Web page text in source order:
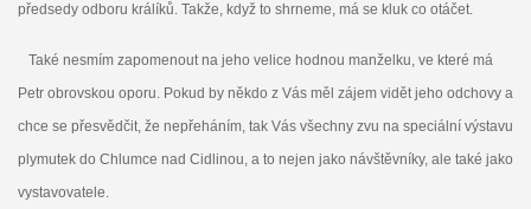
předsedy odboru králíků. Takže, když to shrneme, má se kluk co otáčet.
Také nesmím zapomenout na jeho velice hodnou manželku, ve které má
Petr obrovskou oporu. Pokud by někdo z Vás měl zájem vidět jeho odchovy a
chce se přesvědčit, že nepřeháním, tak Vás všechny zvu na speciální výstavu
plymutek do Chlumce nad Cidlinou, a to nejen jako návštěvníky, ale také jako
vystavovatele.